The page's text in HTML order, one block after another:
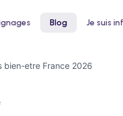
Blog Je suis
bien-etre France 2026